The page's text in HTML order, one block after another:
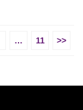
… 11 >>